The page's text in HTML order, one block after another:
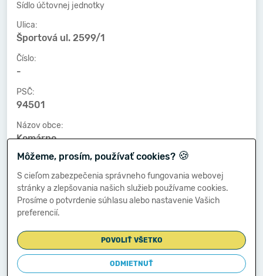
Sídlo účtovnej jednotky
Ulica:
Športová ul. 2599/1
Číslo:
-
PSČ:
94501
Názov obce:
Komárno
Číslo telefónu:
-
Číslo faxu:
-
-
Môžeme, prosím, používať cookies? 🍪
S cieľom zabezpečenia správneho fungovania webovej
stránky a zlepšovania našich služieb používame cookies.
Prosíme o potvrdenie súhlasu alebo nastavenie Vašich
preferencií.
POVOLIŤ VŠETKO
ODMIETNUŤ